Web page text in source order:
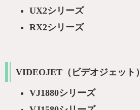
UX2シリーズ
RX2シリーズ
VIDEOJET（ビデオジェット）
VJ1880シリーズ